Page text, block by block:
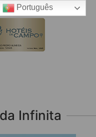
Infinita
Português